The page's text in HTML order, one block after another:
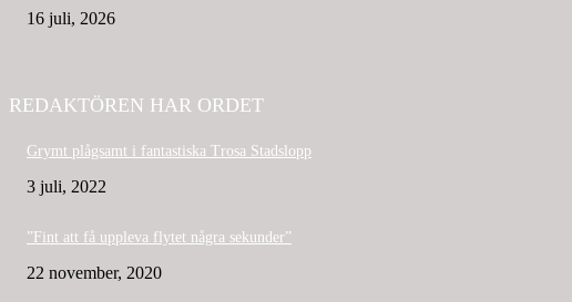
16 juli, 2026
REDAKTÖREN HAR ORDET
Grymt plågsamt i fantastiska Trosa Stadslopp
3 juli, 2022
”Fint att få uppleva flytet några sekunder”
22 november, 2020